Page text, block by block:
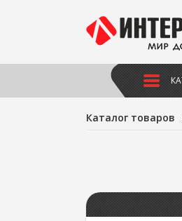
Каталог товаров